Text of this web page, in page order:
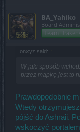
BA_Yahiko
Board
Team
onxyz said: ↑
W jaki sposób
przez mapkę jest to
Prawdopodobnie
Wtedy
pójść do Ashraii.
wskoczyć